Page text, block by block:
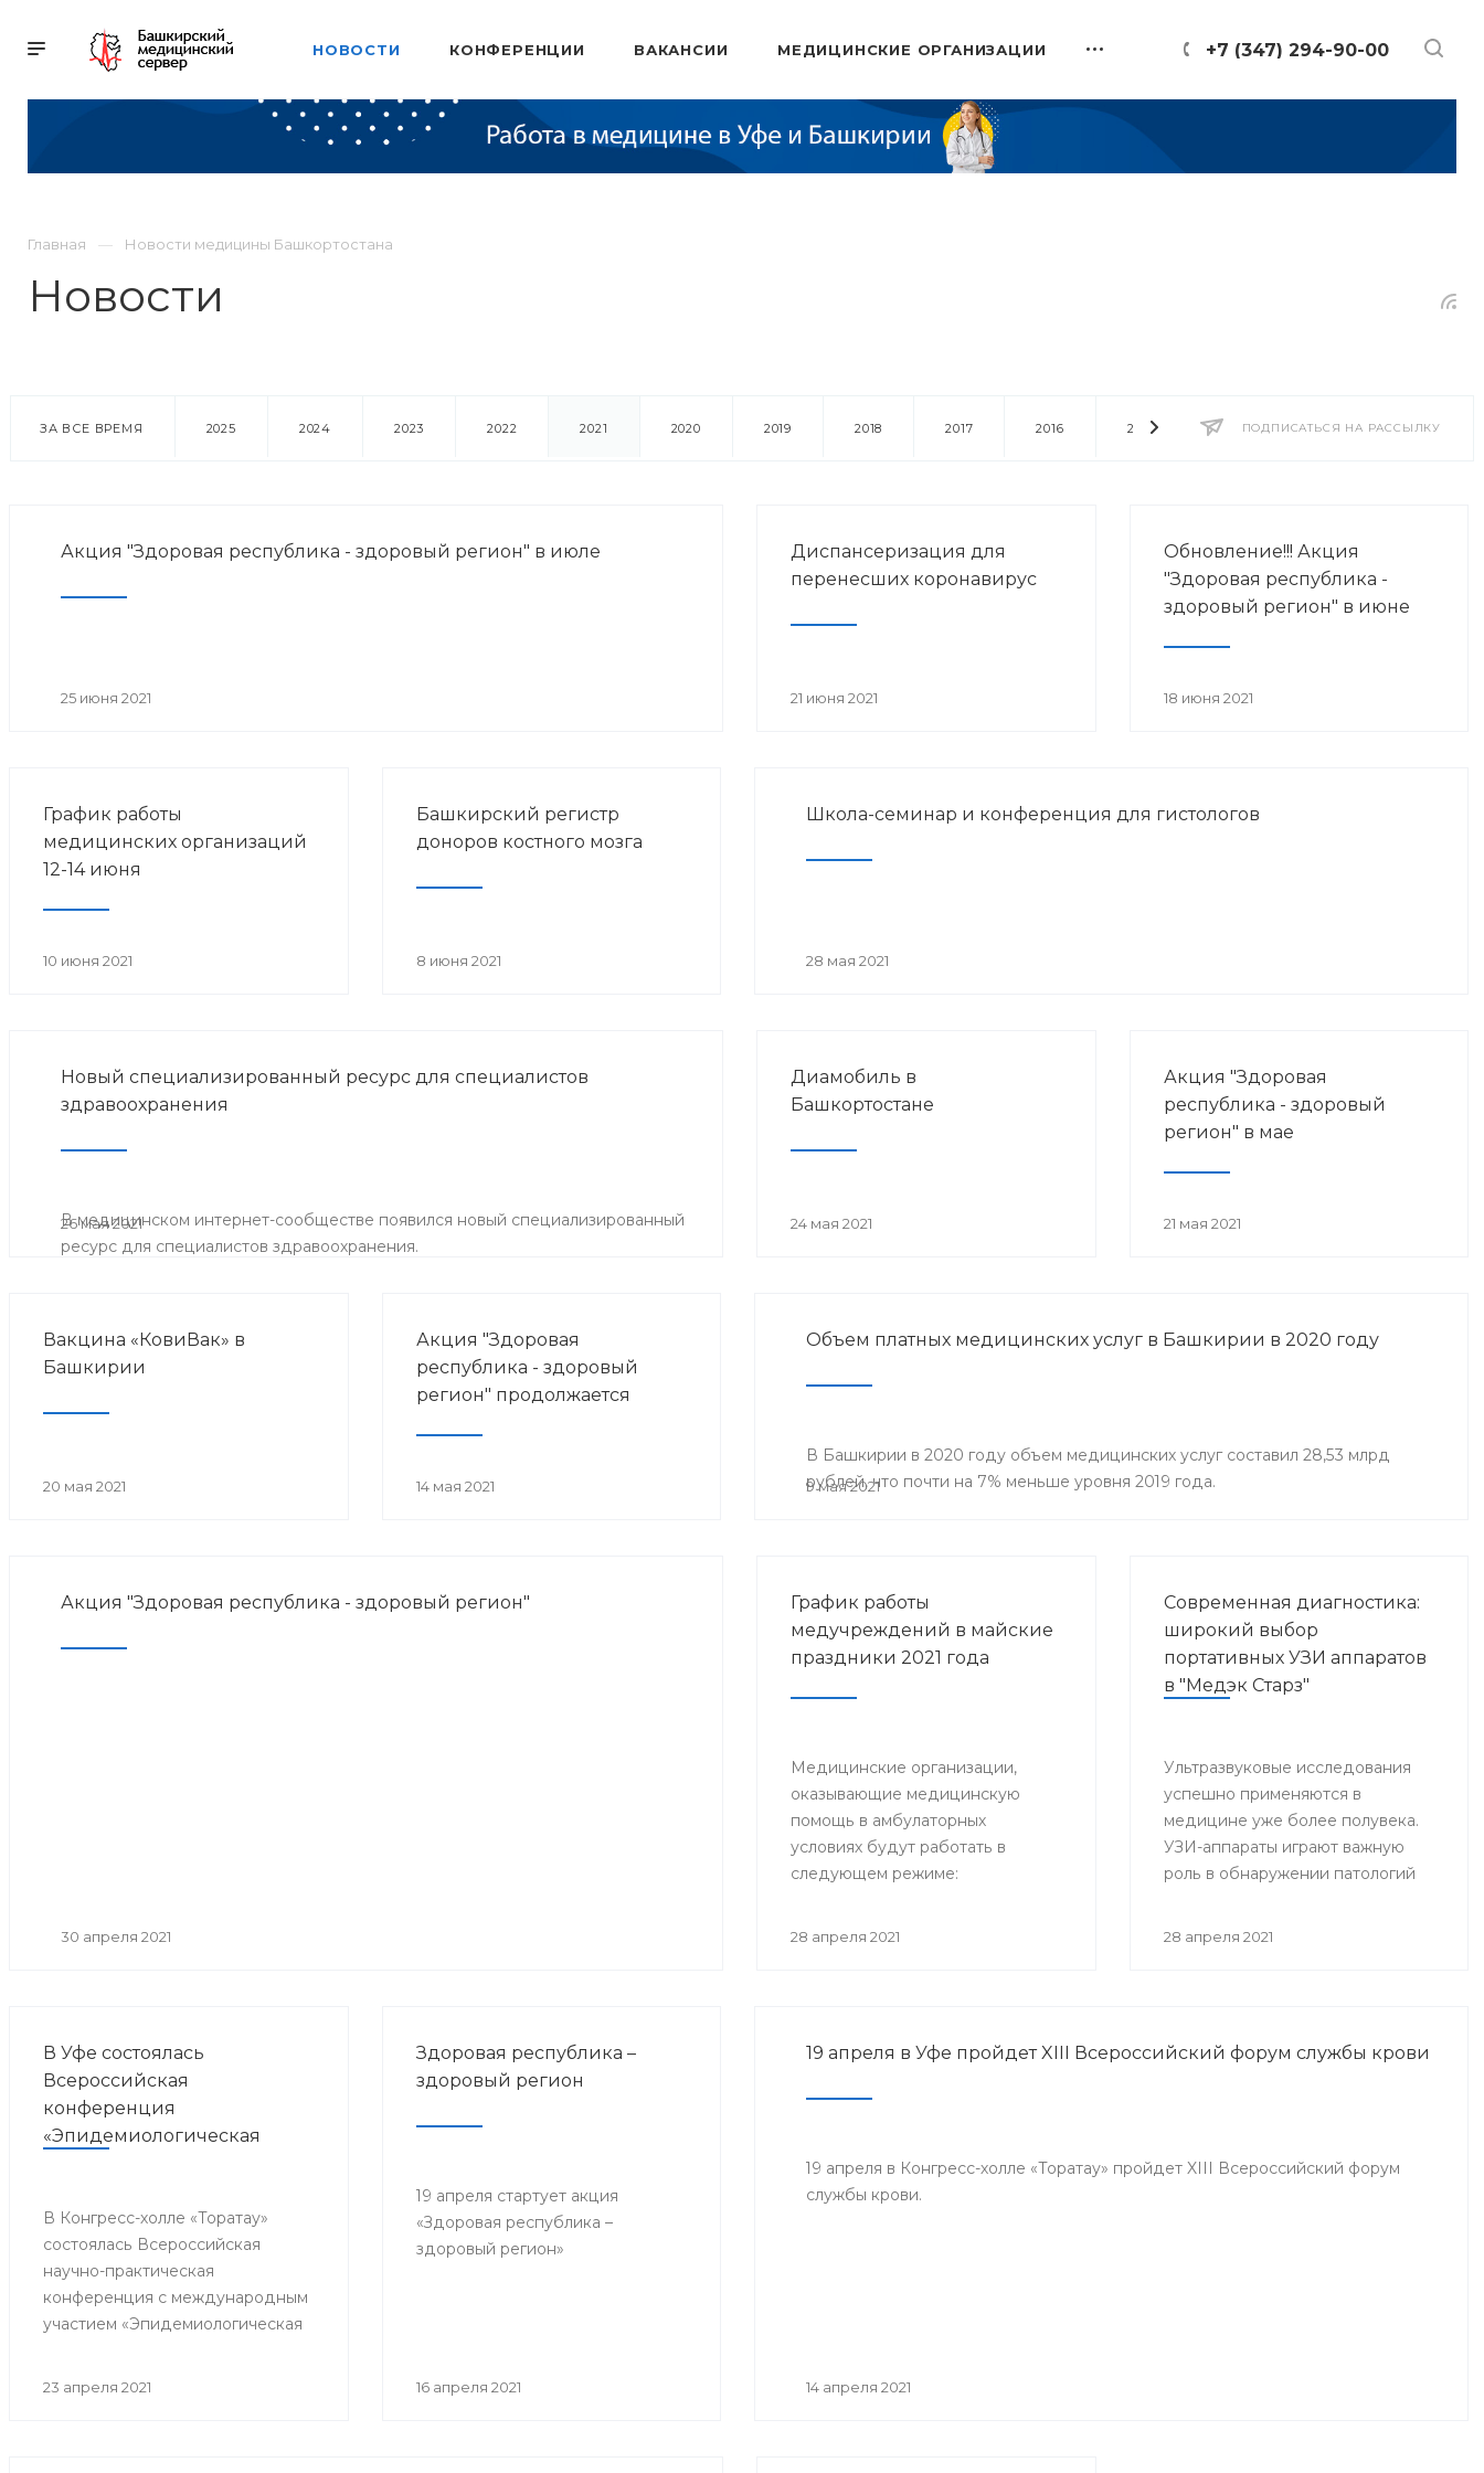
+7 (347) 294-90-00
НОВОСТИ КОНФЕРЕНЦИИ ВАКАНСИИ МЕДИЦИНСКИЕ ОРГАНИЗАЦИИ
Главная Новости медицины Башкортостана
Новости
ПОДПИСАТЬСЯ НА РАССЫЛКУ
ЗА ВСЕ ВРЕМЯ 2025 2024 2023 2022 2021 2020 2019 2018 2017 2016 2014 2013 2012 2011
Акция "Здоровая республика - здоровый регион" в июле
25 июня 2021
Диспансеризация для
перенесших коронавирус
21 июня 2021
Обновление!!! Акция
"Здоровая республика -
здоровый регион" в июне
18 июня 2021
График работы
медицинских организаций
12-14 июня
10 июня 2021
Башкирский регистр
доноров костного мозга
8 июня 2021
Школа-семинар и конференция для гистологов
28 мая 2021
Новый специализированный ресурс для специалистов
здравоохранения
В медицинском интернет-сообществе появился новый специализированный
ресурс для специалистов здравоохранения.
26 мая 2021
Диамобиль в
Башкортостане
24 мая 2021
Акция "Здоровая
республика - здоровый
регион" в мае
21 мая 2021
Вакцина «КовиВак» в
Башкирии
20 мая 2021
Акция "Здоровая
республика - здоровый
регион" продолжается
14 мая 2021
Объем платных медицинских услуг в Башкирии в 2020 году
В Башкирии в 2020 году объем медицинских услуг составил 28,53 млрд
рублей, что почти на 7% меньше уровня 2019 года.
9 мая 2021
Акция "Здоровая республика - здоровый регион"
30 апреля 2021
График работы
медучреждений в майские
праздники 2021 года
Медицинские организации,
оказывающие медицинскую
помощь в амбулаторных
условиях будут работать в
следующем режиме:
28 апреля 2021
Современная диагностика:
широкий выбор
портативных УЗИ аппаратов
в "Медэк Старз"
Ультразвуковые исследования
успешно применяются в
медицине уже более полувека.
УЗИ-аппараты играют важную
роль в обнаружении патологий
28 апреля 2021
В Уфе состоялась
Всероссийская
конференция
«Эпидемиологическая
В Конгресс-холле «Торатау»
состоялась Всероссийская
научно-практическая
конференция с международным
участием «Эпидемиологическая
23 апреля 2021
Здоровая республика –
здоровый регион
19 апреля стартует акция
«Здоровая республика –
здоровый регион»
16 апреля 2021
19 апреля в Уфе пройдет XIII Всероссийский форум службы крови
19 апреля в Конгресс-холле «Торатау» пройдет XIII Всероссийский форум
службы крови.
14 апреля 2021